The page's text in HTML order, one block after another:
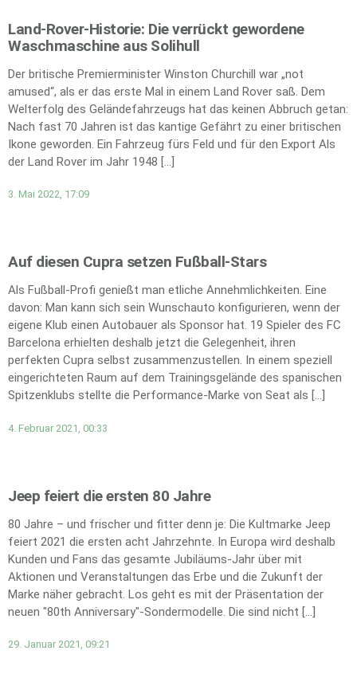
Land-Rover-Historie: Die verrückt gewordene
Waschmaschine aus Solihull
Der britische Premierminister Winston Churchill war „not
amused“, als er das erste Mal in einem Land Rover saß. Dem
Welterfolg des Geländefahrzeugs hat das keinen Abbruch getan:
Nach fast 70 Jahren ist das kantige Gefährt zu einer britischen
Ikone geworden. Ein Fahrzeug fürs Feld und für den Export Als
der Land Rover im Jahr 1948 […]
3. Mai 2022, 17:09
Auf diesen Cupra setzen Fußball-Stars
Als Fußball-Profi genießt man etliche Annehmlichkeiten. Eine
davon: Man kann sich sein Wunschauto konfigurieren, wenn der
eigene Klub einen Autobauer als Sponsor hat. 19 Spieler des FC
Barcelona erhielten deshalb jetzt die Gelegenheit, ihren
perfekten Cupra selbst zusammenzustellen. In einem speziell
eingerichteten Raum auf dem Trainingsgelände des spanischen
Spitzenklubs stellte die Performance-Marke von Seat als […]
4. Februar 2021, 00:33
Jeep feiert die ersten 80 Jahre
80 Jahre – und frischer und fitter denn je: Die Kultmarke Jeep
feiert 2021 die ersten acht Jahrzehnte. In Europa wird deshalb
Kunden und Fans das gesamte Jubiläums-Jahr über mit
Aktionen und Veranstaltungen das Erbe und die Zukunft der
Marke näher gebracht. Los geht es mit der Präsentation der
neuen "80th Anniversary"-Sondermodelle. Die sind nicht […]
29. Januar 2021, 09:21